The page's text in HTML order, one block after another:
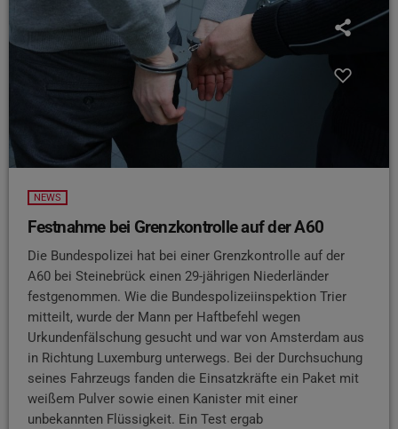
NEWS
Festnahme bei Grenzkontrolle auf der A60
Die Bundespolizei hat bei einer Grenzkontrolle auf der
A60 bei Steinebrück einen 29-jährigen Niederländer
festgenommen. Wie die Bundespolizeiinspektion Trier
mitteilt, wurde der Mann per Haftbefehl wegen
Urkundenfälschung gesucht und war von Amsterdam aus
in Richtung Luxemburg unterwegs. Bei der Durchsuchung
seines Fahrzeugs fanden die Einsatzkräfte ein Paket mit
weißem Pulver sowie einen Kanister mit einer
unbekannten Flüssigkeit. Ein Test ergab